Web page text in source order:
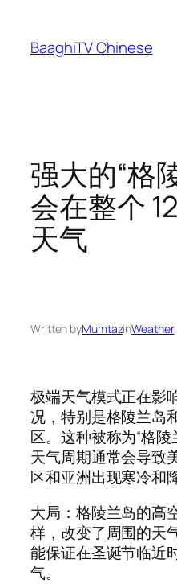
content
BaaghiTV Chinese
强大的“格
会在整个
天气
Written byMumtazinWeather
极端天气模式正在影
况，特别是格陵兰岛
区。这种被称为“格
天气周期通常会导致
区和亚洲出现寒冷和
大局：格陵兰岛的高
样，改变了周围的天
能保证在圣诞节临近
气。